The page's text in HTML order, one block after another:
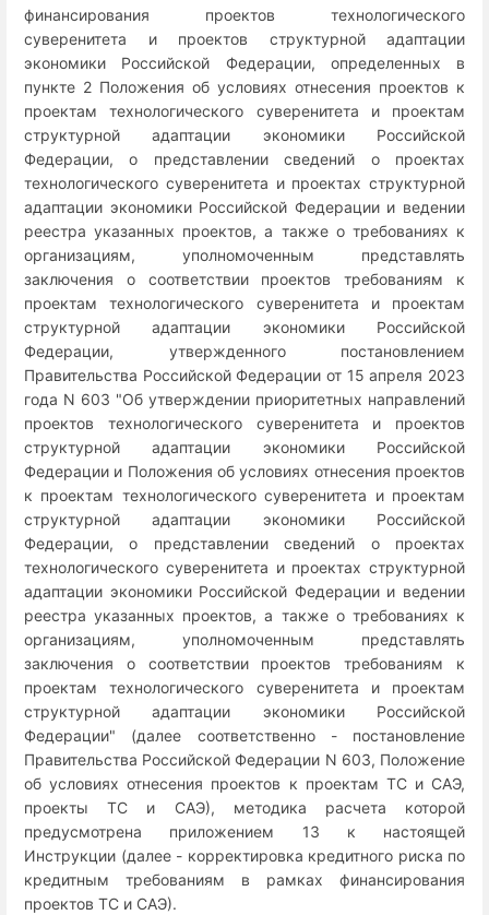
финансирования проектов технологического
суверенитета и проектов структурной адаптации
экономики Российской Федерации, определенных в
пункте 2 Положения об условиях отнесения проектов к
проектам технологического суверенитета и проектам
структурной адаптации экономики Российской
Федерации, о представлении сведений о проектах
технологического суверенитета и проектах структурной
адаптации экономики Российской Федерации и ведении
реестра указанных проектов, а также о требованиях к
организациям, уполномоченным представлять
заключения о соответствии проектов требованиям к
проектам технологического суверенитета и проектам
структурной адаптации экономики Российской
Федерации, утвержденного постановлением
Правительства Российской Федерации от 15 апреля 2023
года N 603 "Об утверждении приоритетных направлений
проектов технологического суверенитета и проектов
структурной адаптации экономики Российской
Федерации и Положения об условиях отнесения проектов
к проектам технологического суверенитета и проектам
структурной адаптации экономики Российской
Федерации, о представлении сведений о проектах
технологического суверенитета и проектах структурной
адаптации экономики Российской Федерации и ведении
реестра указанных проектов, а также о требованиях к
организациям, уполномоченным представлять
заключения о соответствии проектов требованиям к
проектам технологического суверенитета и проектам
структурной адаптации экономики Российской
Федерации" (далее соответственно - постановление
Правительства Российской Федерации N 603, Положение
об условиях отнесения проектов к проектам ТС и САЭ,
проекты ТС и САЭ), методика расчета которой
предусмотрена приложением 13 к настоящей
Инструкции (далее - корректировка кредитного риска по
кредитным требованиям в рамках финансирования
проектов ТС и САЭ).